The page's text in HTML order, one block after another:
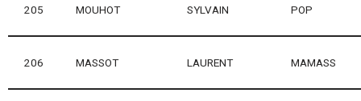
205 MOUHOT SYLVAIN POP
206 MASSOT LAURENT MAMASS